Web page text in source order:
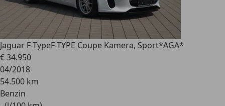
Jaguar F-TypeF-TYPE Coupe Kamera, Sport*AGA*
€ 34.950
04/2018
54.500 km
Benzin